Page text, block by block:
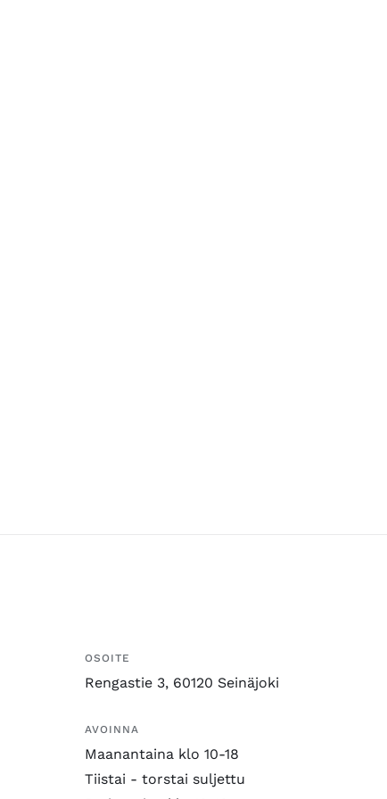
OSOITE
Rengastie 3, 60120 Seinäjoki
AVOINNA
Maanantaina klo 10-18
Tiistai - torstai suljettu